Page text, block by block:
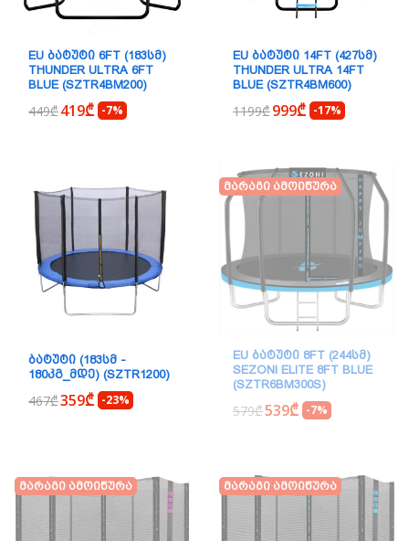
EU ᲑᲐᲢᲣᲢᲘ 6FT (183ᲡᲛ)
THUNDER ULTRA 6FT
BLUE (SZTR4BM200)
449₾419₾ -7%
EU ᲑᲐᲢᲣᲢᲘ 14FT (427ᲡᲛ)
THUNDER ULTRA 14FT
BLUE (SZTR4BM600)
1199₾999₾ -17%
ᲑᲐᲢᲣᲢᲘ (183ᲡᲛ -
180ᲙᲒ_ᲛᲓᲔ) (SZTR1200)
467₾359₾ -23%
Მარაგი Ამოიწურა
EU ᲑᲐᲢᲣᲢᲘ 8FT (244ᲡᲛ)
SEZONI ELITE 8FT BLUE
(SZTR6BM300S)
579₾539₾ -7%
Მარაგი Ამოიწურა Მარაგი Ამოიწურა